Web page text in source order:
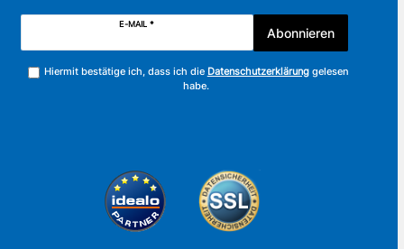
E-MAIL *
Abonnieren
Hiermit bestätige ich, dass ich die Datenschutzerklärunggelesen
habe.